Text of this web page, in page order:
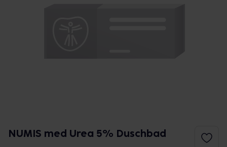
NUMIS med Urea 5% Duschbad